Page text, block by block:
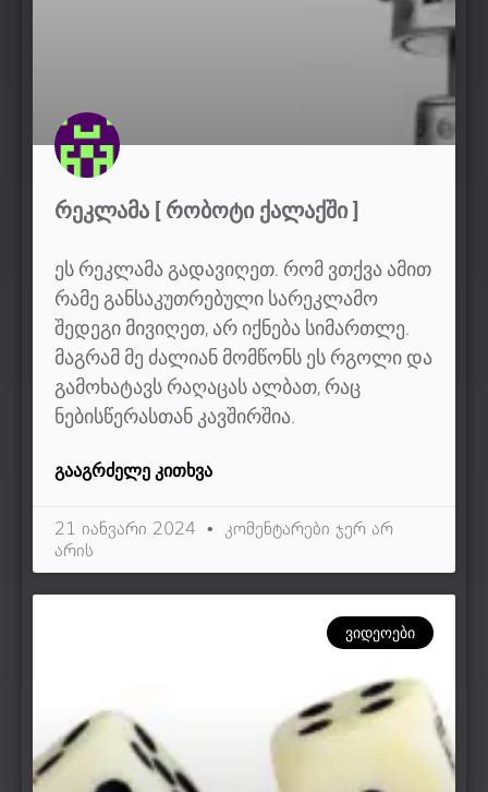
ᲠᲔᲙᲚᲐᲛᲐ [ ᲠᲝᲑᲝᲢᲘ ᲥᲐᲚᲐᲥᲨᲘ ]
ეს რეკლამა გადავიღეთ. რომ ვთქვა ამით
რამე განსაკუთრებული სარეკლამო
შედეგი მივიღეთ, არ იქნება სიმართლე.
მაგრამ მე ძალიან მომწონს ეს რგოლი და
გამოხატავს რაღაცას ალბათ, რაც
ნებისწერასთან კავშირშია.
ᲒᲐᲐᲒᲠᲫᲔᲚᲔ ᲙᲘᲗᲮᲕᲐ
21 იანვარი 2024
კომენტარები ჯერ არ
არის
ᲕᲘᲓᲔᲝᲔᲑᲘ